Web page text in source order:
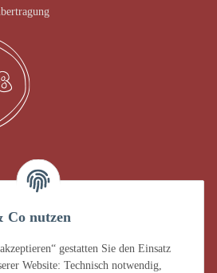
Co nutzen
gestatten Sie den Einsatz
Website: Technisch notwendig,